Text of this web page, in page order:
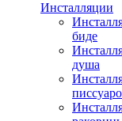
Инсталляции
биде
душа